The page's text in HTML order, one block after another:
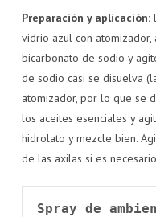
Preparación y aplicación:
vidrio azul con atomizador,
bicarbonato de sodio y
de sodio casi se disuelva
atomizador, por lo que se
los aceites esenciales y
hidrolato y mezcle bien.
de las axilas si es
Spray de